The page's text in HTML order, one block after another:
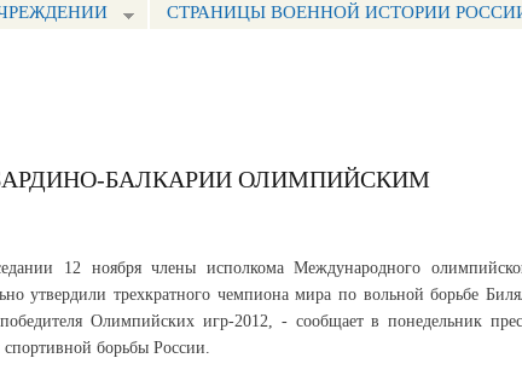
СТРАНИЦЫ ВОЕННОЙ ИСТОРИИ
БАЛКАРИИ ОЛИМПИЙСКИМ
12 ноября члены исполкома Международного
утвердили трехкратного чемпиона мира по вольной борьбе
Олимпийских игр-2012, - сообщает в понедельник
борьбы России.